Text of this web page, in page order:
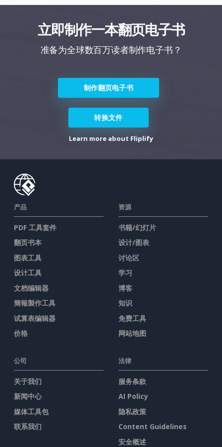
立即制作一本翻页电子书
准备为全球数百万读者制作电子书？
制作翻页电子书
转换文件
Learn more about Fliplify
产品
PDF 工具套件
翻页书本
图表工具
设计工具
文档编辑器
簡報製作工具
试算表编辑器
价格
资源
书籍/幻灯片
设计/图表
讨论区
学习
博客
知识
免费工具
网站地图
公司
关于我们
新闻中心
媒体工具包
联系我们
法律
服务条款
AI Policy
隐私政策
Content Guidelines
安全概述